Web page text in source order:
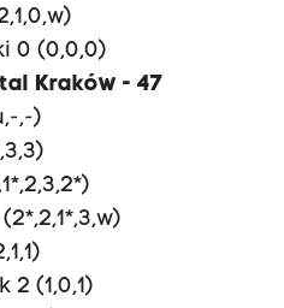
0 (0,0,0)
Kraków - 47
,-)
2 (1,0,1)